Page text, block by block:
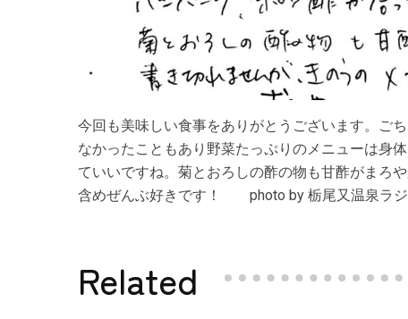
今回も美味しい食事をありがとうございます。ご
なかったこともあり野菜たっぷりのメニューは身
ていいですね。菊とおろしの酢の物も甘酢がまろ
含めぜんぶ好きです！ photo by 栃尾又温泉ラジ
Related